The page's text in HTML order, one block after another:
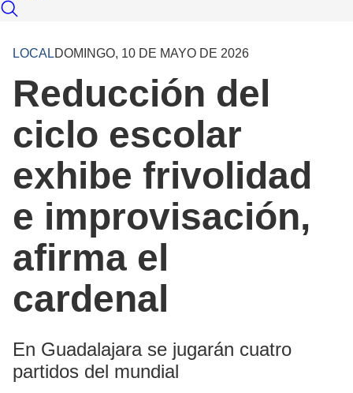
LOCALDOMINGO, 10 DE MAYO DE 2026
Reducción del
ciclo escolar
exhibe frivolidad
e improvisación,
afirma el
cardenal
En Guadalajara se jugarán cuatro
partidos del mundial